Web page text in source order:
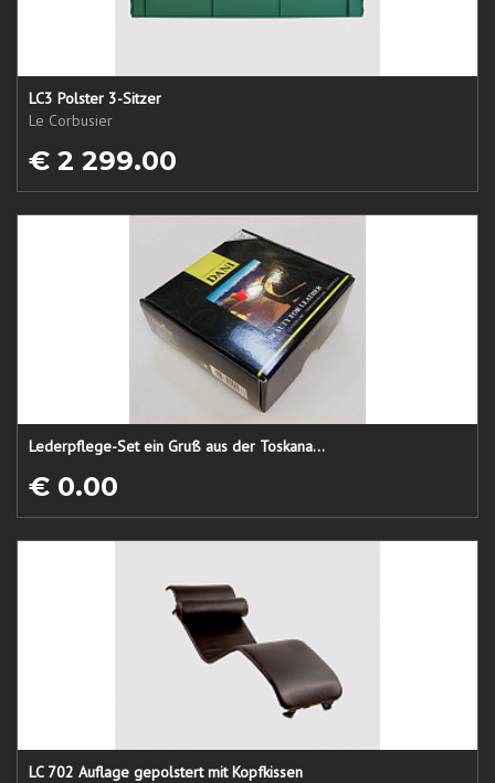
LC3 Polster 3-Sitzer
Le Corbusier
€ 2 299.00
Lederpflege-Set ein Gruß aus der Toskana...
€ 0.00
LC 702 Auflage gepolstert mit Kopfkissen